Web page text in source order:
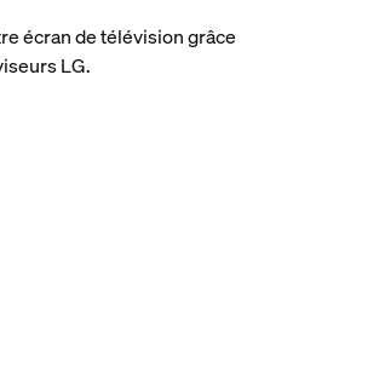
écran de télévision grâce
LG.